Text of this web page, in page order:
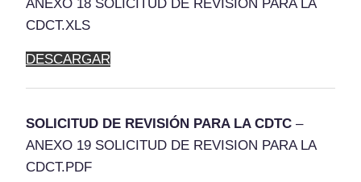
ANEXO 18 SOLICITUD DE REVISION PARA LA
CDCT.XLS
DESCARGAR
SOLICITUD DE REVISIÓN PARA LA CDTC –
ANEXO 19 SOLICITUD DE REVISION PARA LA
CDCT.PDF